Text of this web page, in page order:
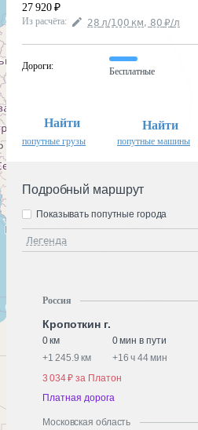
27 920 ₽
Из расчёта: 28 л/100 км, 80 ₽/л
Дороги:
Бесплатные
Найти
попутные грузы
Найти
попутные машины
Подробный маршрут
Легенда
Показывать попутные города
Россия
Кропоткин г.
0 км
0 мин в пути
+1 245.9 км +16 ч 44 мин
3 034 ₽ за Платон
Платная дорога
Московская область